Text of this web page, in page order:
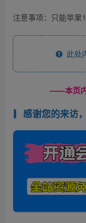
注意事项：只能苹果
此处
------本页
感谢您的来访